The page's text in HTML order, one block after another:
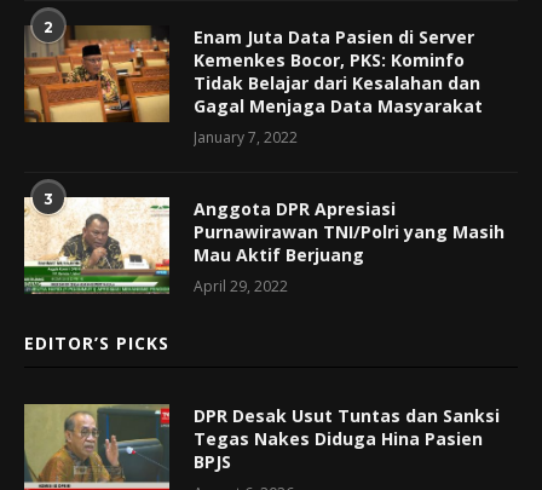
2
Enam Juta Data Pasien di Server
Kemenkes Bocor, PKS: Kominfo
Tidak Belajar dari Kesalahan dan
Gagal Menjaga Data Masyarakat
January 7, 2022
3
Anggota DPR Apresiasi
Purnawirawan TNI/Polri yang Masih
Mau Aktif Berjuang
April 29, 2022
EDITOR’S PICKS
DPR Desak Usut Tuntas dan Sanksi
Tegas Nakes Diduga Hina Pasien
BPJS